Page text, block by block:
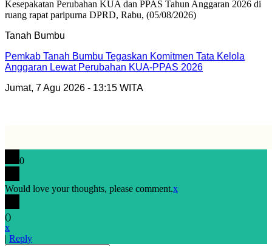
Tanah Bumbu
Pemkab Tanah Bumbu Tegaskan Komitmen Tata Kelola
Anggaran Lewat Perubahan KUA-PPAS 2026
Jumat, 7 Agu 2026 - 13:15 WITA
0
Would love your thoughts, please comment.x
()
x
| Reply